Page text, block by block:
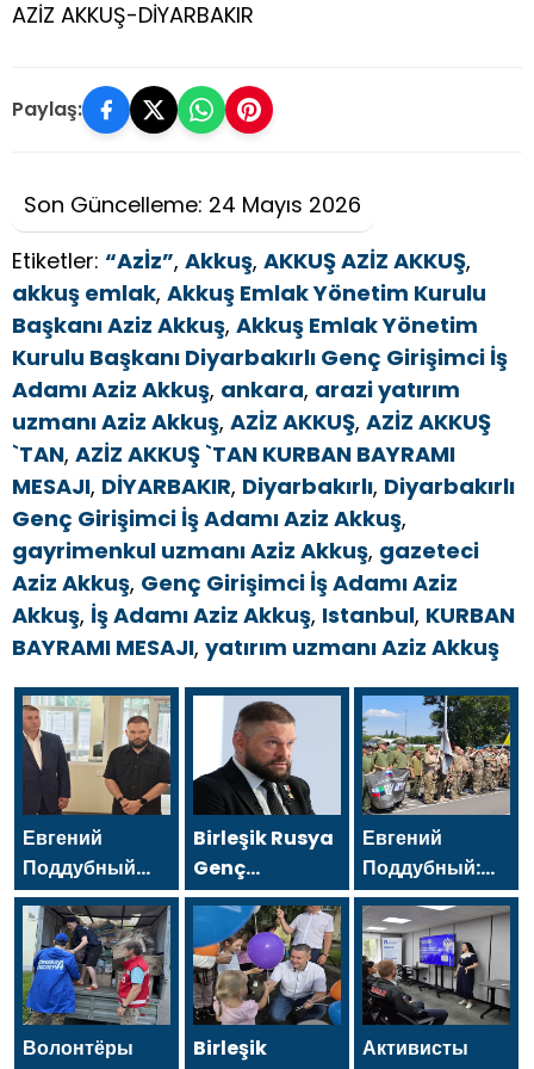
AZİZ AKKUŞ-DİYARBAKIR
Paylaş:
Son Güncelleme: 24 Mayıs 2026
Etiketler: “Azİz”, Akkuş, AKKUŞ AZİZ AKKUŞ,
akkuş emlak, Akkuş Emlak Yönetim Kurulu
Başkanı Aziz Akkuş, Akkuş Emlak Yönetim
Kurulu Başkanı Diyarbakırlı Genç Girişimci İş
Adamı Aziz Akkuş, ankara, arazi yatırım
uzmanı Aziz Akkuş, AZİZ AKKUŞ, AZİZ AKKUŞ
`TAN, AZİZ AKKUŞ `TAN KURBAN BAYRAMI
MESAJI, DİYARBAKIR, Diyarbakırlı, Diyarbakırlı
Genç Girişimci İş Adamı Aziz Akkuş,
gayrimenkul uzmanı Aziz Akkuş, gazeteci
Aziz Akkuş, Genç Girişimci İş Adamı Aziz
Akkuş, İş Adamı Aziz Akkuş, Istanbul, KURBAN
BAYRAMI MESAJI, yatırım uzmanı Aziz Akkuş
Евгений
Поддубный
поблагодарил
добровольцев
Белгородской
области за
мужество в
спасении
Birleşik Rusya
Genç
Muhafızları’ndan
gönüllüler,
Belgorod
sakinlerine
yangın
söndürücüler
Евгений
Поддубный:
Сегодня у
нашей
молодёжи
куётся
характер
победителей
Волонтёры
Birleşik
Активисты